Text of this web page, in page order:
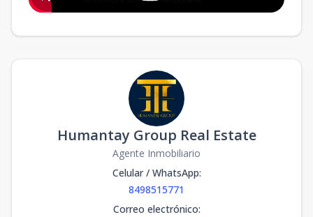
Humantay Group Real Estate
Agente Inmobiliario
Celular / WhatsApp:
8498515771
Correo electrónico: